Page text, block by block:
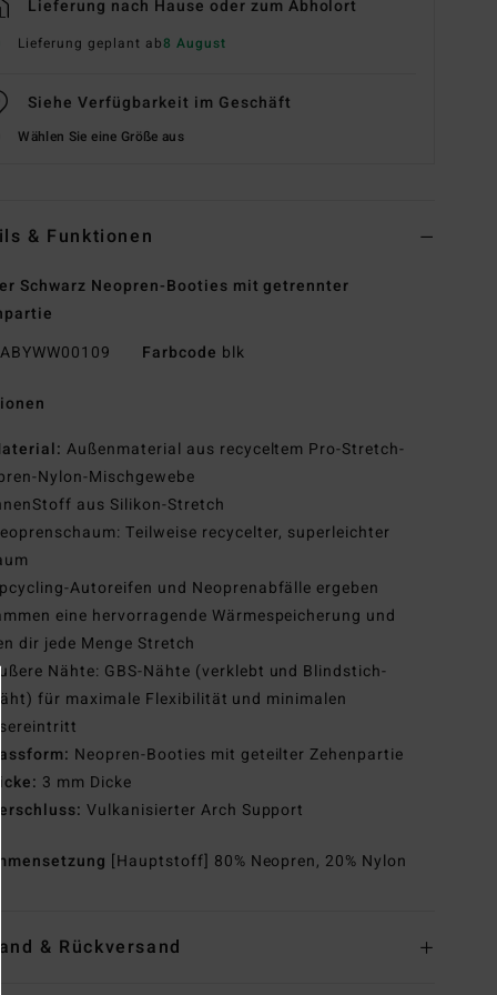
Lieferung nach Hause oder zum Abholort
Lieferung geplant ab8 August
Siehe Verfügbarkeit im Geschäft
Wählen Sie eine Größe aus
& Funktionen
Schwarz Neopren-Booties mit getrennter
ABYWW00109 Farbcode blk
Außenmaterial aus recyceltem Pro-Stretch-
Nylon-Mischgewebe
aus Silikon-Stretch
Teilweise recycelter, superleichter
Autoreifen und Neoprenabfälle ergeben
eine hervorragende Wärmespeicherung und
dir jede Menge Stretch
Nähte: GBS-Nähte (verklebt und Blindstich-
für maximale Flexibilität und minimalen
Passform: Neopren-Booties mit geteilter Zehenpartie
Dicke: 3 mm Dicke
Verschluss: Vulkanisierter Arch Support
[Hauptstoff] 80% Neopren, 20% Nylon
& Rückversand